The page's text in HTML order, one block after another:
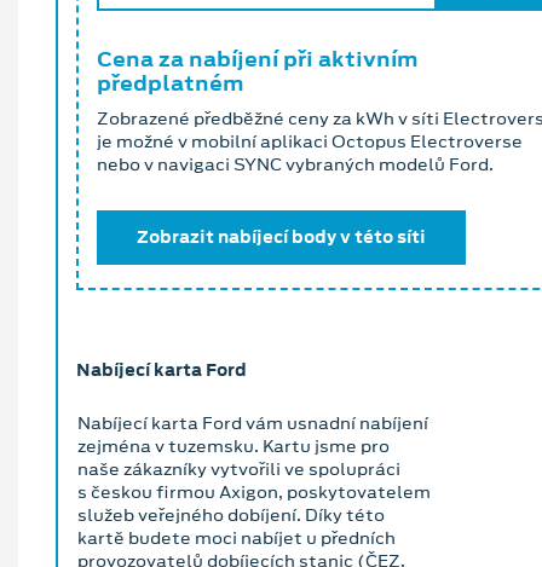
Cena za nabíjení při aktivním
předplatném
Zobrazené předběžné ceny za kWh v síti
je možné v mobilní aplikaci Octopus Electroverse
nebo v navigaci SYNC vybraných modelů Ford.
Zobrazit nabíjecí body v této síti
Nabíjecí karta Ford
Nabíjecí karta Ford vám usnadní nabíjení
zejména v tuzemsku. Kartu jsme pro
naše zákazníky vytvořili ve spolupráci
s českou firmou Axigon, poskytovatelem
služeb veřejného dobíjení. Díky této
kartě budete moci nabíjet u předních
provozovatelů dobíjecích stanic (ČEZ,